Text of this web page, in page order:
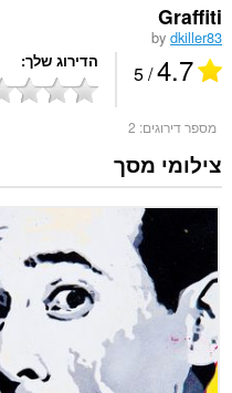
Graffiti
bydkiller83
4.7
/ 5 הדירוג שלך
מספר דירוגים: 2
צילומי מסך